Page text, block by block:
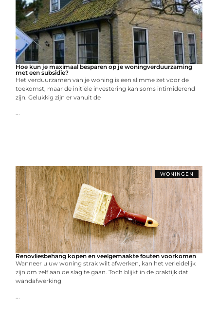
Hoe kun je maximaal besparen op je woningverduurzaming
met een subsidie?
Het verduurzamen van je woning is een slimme zet voor de
toekomst, maar de initiële investering kan soms intimiderend
zijn. Gelukkig zijn er vanuit de
...
WONINGEN
Renovliesbehang kopen en veelgemaakte fouten voorkomen
Wanneer u uw woning strak wilt afwerken, kan het verleidelijk
zijn om zelf aan de slag te gaan. Toch blijkt in de praktijk dat
wandafwerking
...